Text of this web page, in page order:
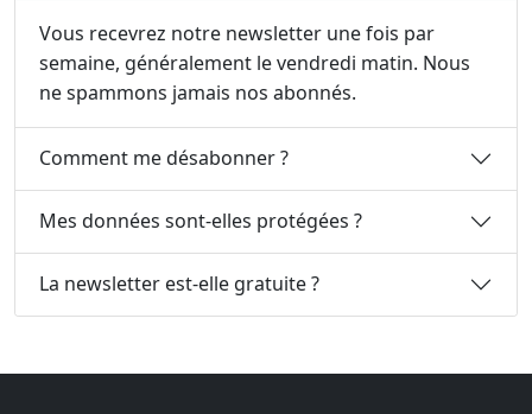
Vous recevrez notre newsletter une fois par
semaine, généralement le vendredi matin. Nous
ne spammons jamais nos abonnés.
Comment me désabonner ?
Mes données sont-elles protégées ?
La newsletter est-elle gratuite ?